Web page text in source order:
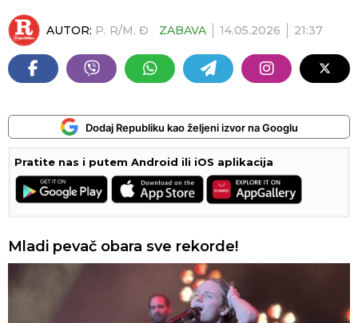
AUTOR: P. R/M. Đ ZABAVA 14.05.2026 21:37
Dodaj Republiku kao željeni izvor na Googlu
Pratite nas i putem Android ili iOS aplikacija
Mladi pevač obara sve rekorde!